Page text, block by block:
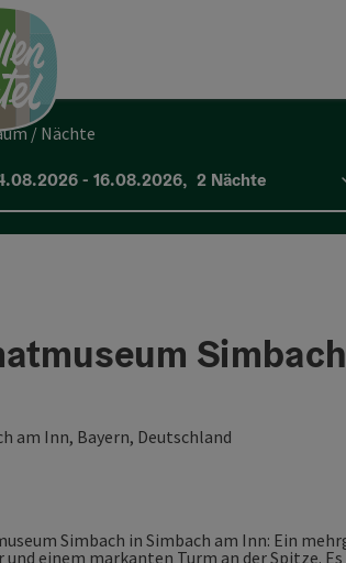
Accesskey
Reisezeitraum / Nächte
- 16.08.2026, 2 Nächte
Simbach
am Inn, Bayern, Deutschland